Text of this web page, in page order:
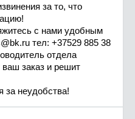
за то, что
с нами удобным
тел: +37529 885 38
отдела
ваш заказ и решит
за неудобства!